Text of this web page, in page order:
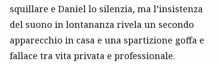
squillare e Daniel lo silenzia, ma l’insistenza
del suono in lontananza rivela un secondo
apparecchio in casa e una spartizione goffa e
fallace tra vita privata e professionale.